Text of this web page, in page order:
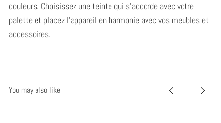
couleurs. Choisissez une teinte qui s’accorde avec votre
palette et placez l’appareil en harmonie avec vos meubles et
accessoires.
You may also like
a
r
c